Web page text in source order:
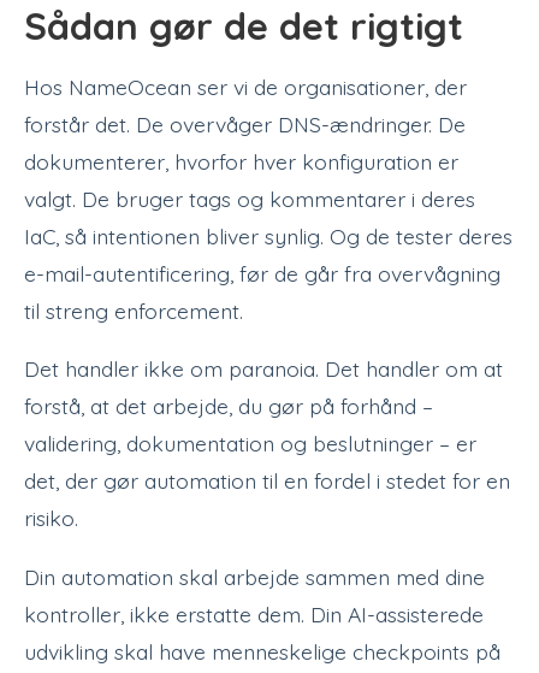
Sådan gør de det rigtigt
Hos NameOcean ser vi de organisationer, der
forstår det. De overvåger DNS-ændringer. De
dokumenterer, hvorfor hver konfiguration er
valgt. De bruger tags og kommentarer i deres
IaC, så intentionen bliver synlig. Og de tester deres
e-mail-autentificering, før de går fra overvågning
til streng enforcement.
Det handler ikke om paranoia. Det handler om at
forstå, at det arbejde, du gør på forhånd –
validering, dokumentation og beslutninger – er
det, der gør automation til en fordel i stedet for en
risiko.
Din automation skal arbejde sammen med dine
kontroller, ikke erstatte dem. Din AI-assisterede
udvikling skal have menneskelige checkpoints på